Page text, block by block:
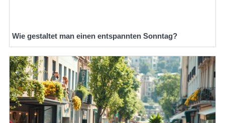
Wie gestaltet man einen entspannten Sonntag?